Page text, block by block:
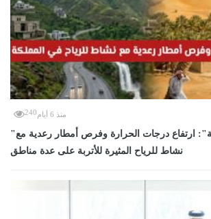
منذ 6 أيام 240
"الأرصاد السعودية": ارتفاع درجات الحرارة وفرص أمطار رعدية مع
نشاط للرياح المثيرة للأتربة على عدة مناطق